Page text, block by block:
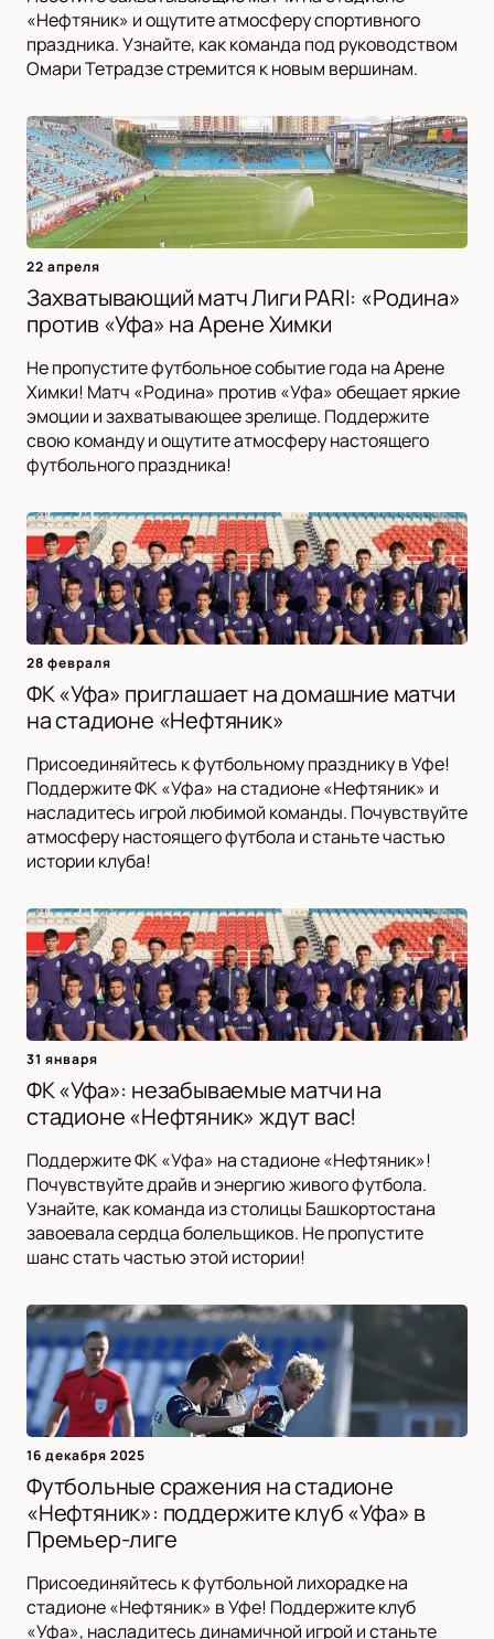
«Нефтяник» и ощутите атмосферу спортивного
праздника. Узнайте, как команда под руководством
Омари Тетрадзе стремится к новым вершинам.
22 апреля
Захватывающий матч Лиги PARI: «Родина»
против «Уфа» на Арене Химки
Не пропустите футбольное событие года на Арене
Химки! Матч «Родина» против «Уфа» обещает яркие
эмоции и захватывающее зрелище. Поддержите
свою команду и ощутите атмосферу настоящего
футбольного праздника!
28 февраля
ФК «Уфа» приглашает на домашние матчи
на стадионе «Нефтяник»
Присоединяйтесь к футбольному празднику в Уфе!
Поддержите ФК «Уфа» на стадионе «Нефтяник» и
насладитесь игрой любимой команды. Почувствуйте
атмосферу настоящего футбола и станьте частью
истории клуба!
31 января
ФК «Уфа»: незабываемые матчи на
стадионе «Нефтяник» ждут вас!
Поддержите ФК «Уфа» на стадионе «Нефтяник»!
Почувствуйте драйв и энергию живого футбола.
Узнайте, как команда из столицы Башкортостана
завоевала сердца болельщиков. Не пропустите
шанс стать частью этой истории!
16 декабря 2025
Футбольные сражения на стадионе
«Нефтяник»: поддержите клуб «Уфа» в
Премьер-лиге
Присоединяйтесь к футбольной лихорадке на
стадионе «Нефтяник» в Уфе! Поддержите клуб
«Уфа», насладитесь динамичной игрой и станьте